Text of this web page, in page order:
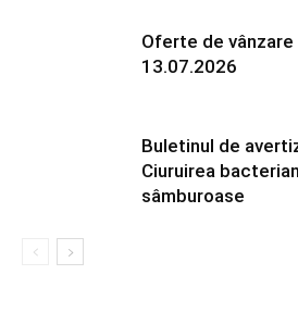
Oferte de
13.07.2026
Buletinul de
Ciuruirea
sâmburoase